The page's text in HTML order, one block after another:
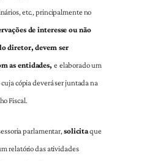
etc., principalmente no
de interesse ou não
diretor, devem ser
as entidades, e elaborado um
cópia deverá ser juntada na
Fiscal.
parlamentar, solicitaque
relatório das atividades